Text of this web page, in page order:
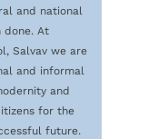
and national
done. At
Salvav we are
and informal
and
for the
future.